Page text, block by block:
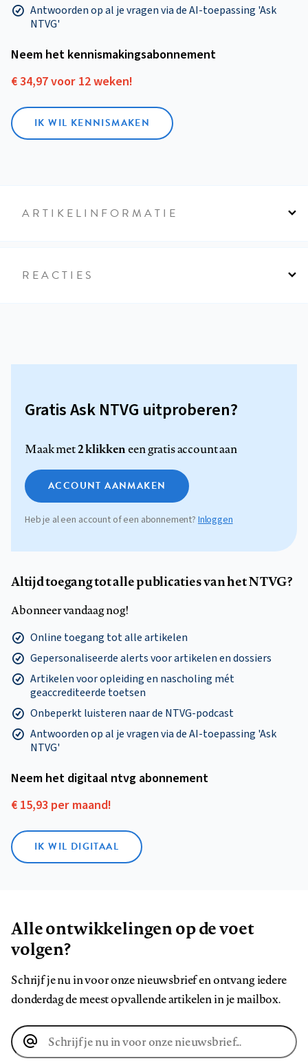
Antwoorden op al je vragen via de AI-toepassing 'Ask
NTVG'
Neem het kennismakings­abonnement
€ 34,97 voor 12 weken!
IK WIL KENNISMAKEN
ARTIKELINFORMATIE
REACTIES
Gratis Ask NTVG uitproberen?
Maak met2 klikkeneen gratis account aan
ACCOUNT AANMAKEN
Heb je al een account of een abonnement? Inloggen
Altijd toegang tot alle publicaties van het NTVG?
Abonneer vandaag nog!
Online toegang tot alle artikelen
Gepersonaliseerde alerts voor artikelen en dossiers
Artikelen voor opleiding en nascholing mét
geaccrediteerde toetsen
Onbeperkt luisteren naar de NTVG-podcast
Antwoorden op al je vragen via de AI-toepassing 'Ask
NTVG'
Neem het digitaal ntvg abonnement
€ 15,93 per maand!
IK WIL DIGITAAL
Alle ontwikkelingen op de voet
volgen?
Schrijf je nu in voor onze nieuwsbrief en ontvang iedere
donderdag de meest opvallende artikelen in je mailbox.
E-